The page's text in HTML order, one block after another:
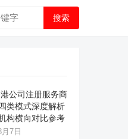
搜索
公司注册服务商
类模式深度解析
构横向对比参考
7日